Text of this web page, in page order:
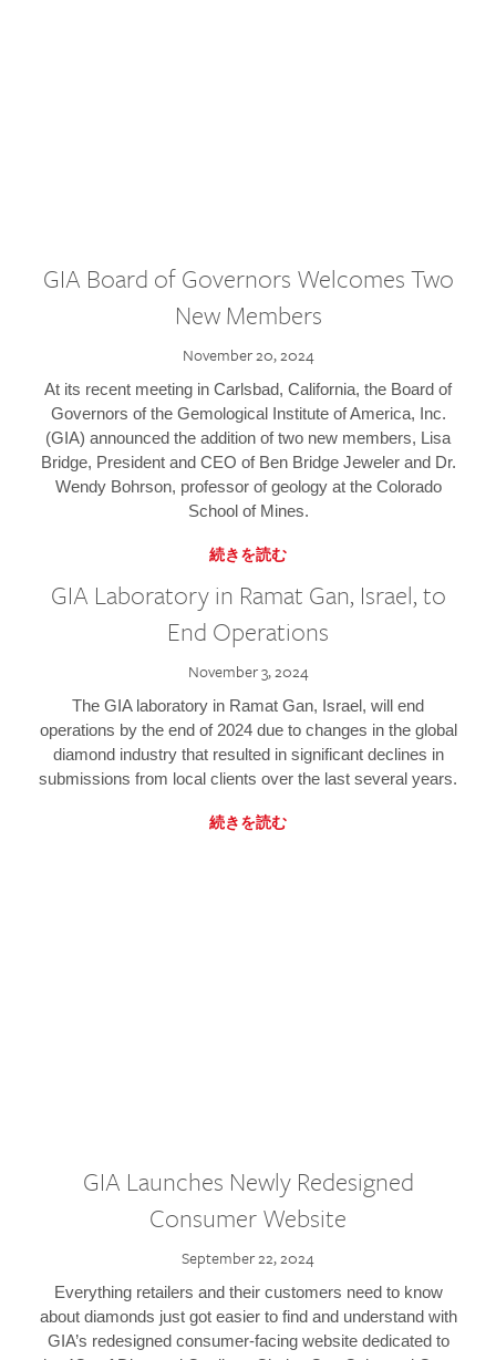
GIA Board of Governors Welcomes Two
New Members
November 20, 2024
At its recent meeting in Carlsbad, California, the Board of
Governors of the Gemological Institute of America, Inc.
(GIA) announced the addition of two new members, Lisa
Bridge, President and CEO of Ben Bridge Jeweler and Dr.
Wendy Bohrson, professor of geology at the Colorado
School of Mines.
続きを読む
GIA Laboratory in Ramat Gan, Israel, to
End Operations
November 3, 2024
The GIA laboratory in Ramat Gan, Israel, will end
operations by the end of 2024 due to changes in the global
diamond industry that resulted in significant declines in
submissions from local clients over the last several years.
続きを読む
GIA Launches Newly Redesigned
Consumer Website
September 22, 2024
Everything retailers and their customers need to know
about diamonds just got easier to find and understand with
GIA’s redesigned consumer-facing website dedicated to